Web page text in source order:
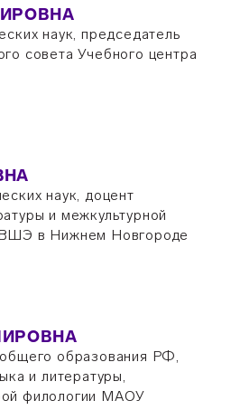
наук, председатель
совета Учебного центра
наук, доцент
и межкультурной
в Нижнем Новгороде
образования РФ,
и литературы,
филологии МАОУ